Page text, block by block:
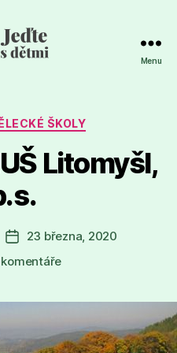
Menu
RubrikyŠKOLY
Litomyšl,
Datum
příspěvku
23 března, 2020
u
Soukromá
ZUŠ